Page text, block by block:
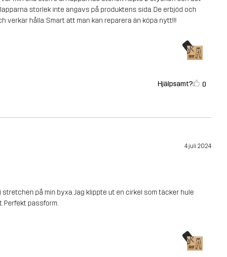
storlek inte angavs på produktens sida. De erbjöd och
verkar hålla. Smart att man kan reparera än köpa nytt!!!
Hjälpsamt? 0
4 juli 2024
på min byxa. Jag klippte ut en cirkel som täcker hule
Perfekt passform.